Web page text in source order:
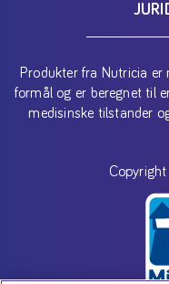
Produkter fra Nutricia er
formål og er beregnet til
medisinske tilstander